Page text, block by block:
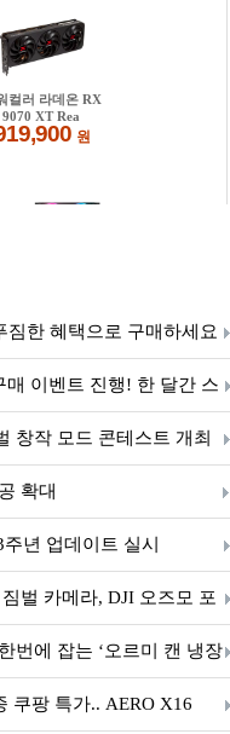
짐한 혜택으로 구매하세요
매 이벤트 진행! 한 달간 스
까지 증정
창작 모드 콘테스트 개최
확대
년 업데이트 실시
벌 카메라, DJI 오즈모 포
번에 잡는 ‘오르미 캔 냉장
쿠팡 특가.. AERO X16